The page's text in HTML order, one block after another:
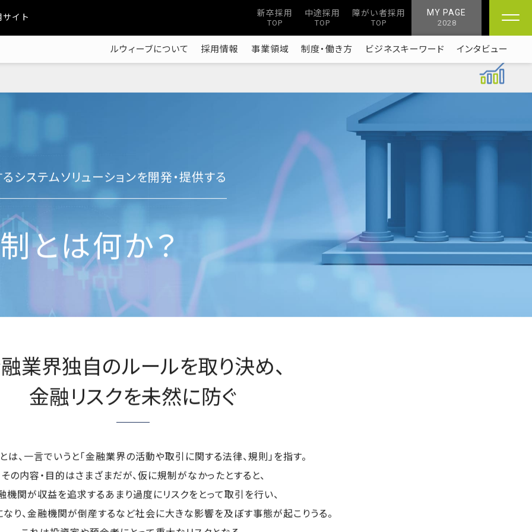
イト 新卒採用
TOP
中途採用
TOP
障がい者採用
TOP
MY PAGE
2028
ルウィーブについて 採用情報 事業領域 制度・働き方 ビジネスキーワード インタビュー
システムソリューションを開発・提供する
とは何か？
業界独自のルールを取り決め、
金融リスクを未然に防ぐ
は、一言でいうと「金融業界の活動や取引に関する法律、規則」を指す。
その内容・目的はさまざまだが、仮に規制がなかったとすると、
機関が収益を追求するあまり過度にリスクをとって取引を行い、
り、金融機関が倒産するなど社会に大きな影響を及ぼす事態が起こりうる。